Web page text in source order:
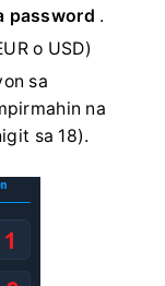
password .
o USD)
sa
na
sa 18).